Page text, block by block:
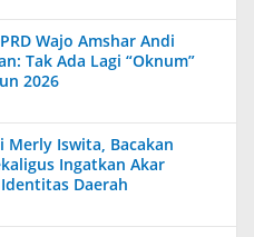
Wajo Amshar Andi
Tak Ada Lagi “Oknum”
2026
Merly Iswita, Bacakan
Ingatkan Akar
Daerah